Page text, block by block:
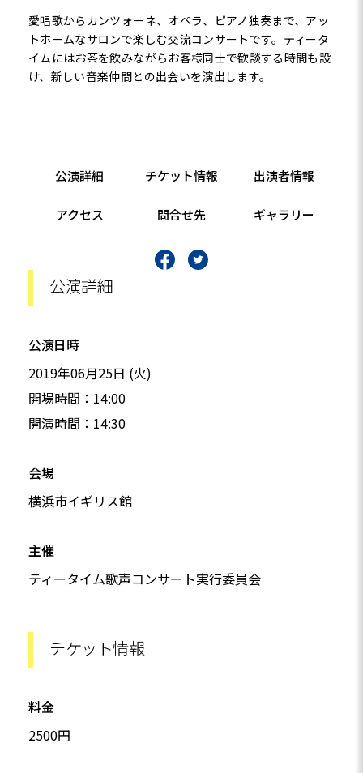
愛唱歌からカンツォーネ、オペラ、ピアノ独奏まで、アッ
トホームなサロンで楽しむ交流コンサートです。ティータ
イムにはお茶を飲みながらお客様同士で歓談する時間も設
け、新しい音楽仲間との出会いを演出します。
公演詳細
公演日時
2019年06月25日 (火)
開場時間：14:00
開演時間：14:30
会場
横浜市イギリス館
主催
ティータイム歌声コンサート実行委員会
チケット情報
料金
2500円
公演詳細 チケット情報 出演者情報
アクセス 問合せ先 ギャラリー